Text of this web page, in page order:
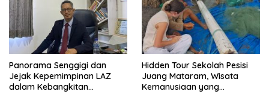
Panorama Senggigi dan
Jejak Kepemimpinan LAZ
dalam Kebangkitan
Hidden Tour Sekolah Pesisi
Juang Mataram, Wisata
Kemanusiaan yang